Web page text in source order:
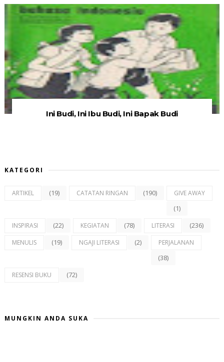
Ini Budi, Ini Ibu Budi, Ini Bapak Budi
KATEGORI
ARTIKEL (19) CATATAN RINGAN (190) GIVE AWAY
(1)
INSPIRASI (22) KEGIATAN (78) LITERASI (236)
MENULIS (19) NGAJI LITERASI (2) PERJALANAN
(38)
RESENSI BUKU (72)
MUNGKIN ANDA SUKA